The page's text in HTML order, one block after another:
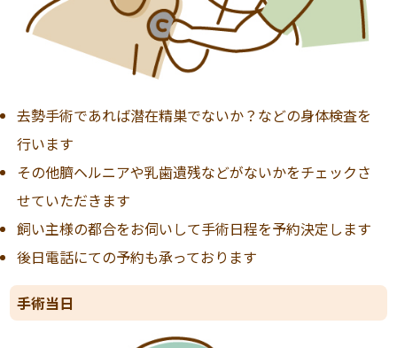
去勢手術であれば潜在精巣でないか？などの身体検査を
行います
その他臍ヘルニアや乳歯遺残などがないかをチェックさ
せていただきます
飼い主様の都合をお伺いして手術日程を予約決定します
後日電話にての予約も承っております
手術当日